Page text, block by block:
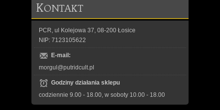
KONTAKT
PCR, ul Kolejowa 37, 08-200 Łosice
NIP: 7123105622
E-mail:
morgul@putridcult.pl
Godziny działania sklepu
codziennie 9.00 - 18.00, w soboty 10.00 - 18.00